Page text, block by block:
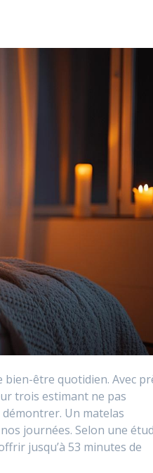
être quotidien. Avec
trois estimant ne pas
démontrer. Un matelas
journées. Selon une
jusqu’à 53 minutes de